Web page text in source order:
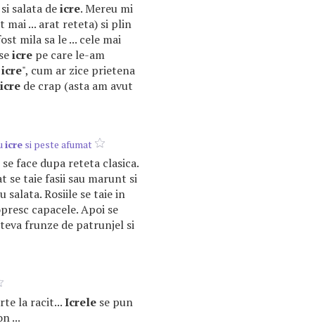
salata deicre. Mereu mi
mai ... arat reteta) si plin
mila sa le ... cele mai
icre pe care le-am
icre", cum ar zice prietena
icre de crap (asta am avut
icre si peste afumat
se face dupa reteta clasica.
se taie fasii sau marunt si
salata. Rosiile se taie in
capacele. Apoi se
frunze de patrunjel si
la racit...Icrele se pun
...